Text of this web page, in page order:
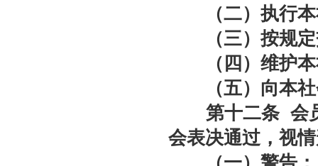
（二）执行本
（三）按规定
（四）维护本
（五）向本社
第十二条 会
会表决通过，视